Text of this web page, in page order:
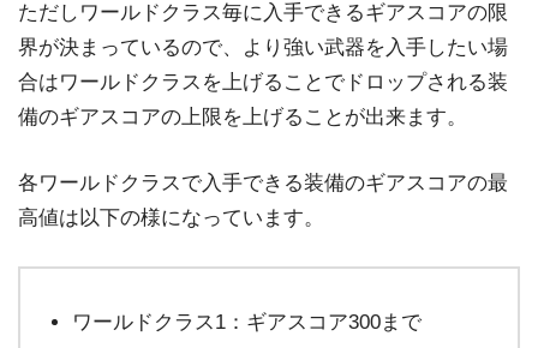
ただしワールドクラス毎に入手できるギアスコアの限
界が決まっているので、より強い武器を入手したい場
合はワールドクラスを上げることでドロップされる装
備のギアスコアの上限を上げることが出来ます。
各ワールドクラスで入手できる装備のギアスコアの最
高値は以下の様になっています。
ワールドクラス1：ギアスコア300まで